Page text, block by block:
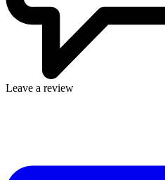
Leave a review